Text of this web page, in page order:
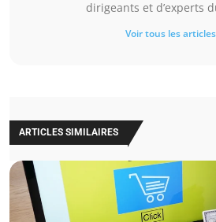
dirigeants et d’experts
Voir tous les
ARTICLES SIMILAIRES